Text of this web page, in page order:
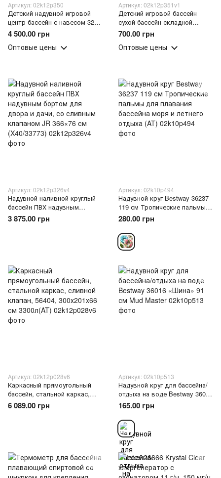
Артикул: 02k12p350
Детский надувной игровой
центр бассейн с навесом 320
см с горкой, водная
площадка, мягкие бортики
(X40/33777)
4 500.00 грн
Оптовые цены
Артикул: 02k12p351v1
Детский игровой бассейн
сухой бассейн складной
круглый, домашняя игровая
зона для детей 80 см
(X40/33775)
700.00 грн
Оптовые цены
Артикул: 02k12p326v4
Надувной наливной круглый
бассейн ПВХ надувным
бортом для двора и дачи, со
сливным клапаном JR 366×76
3 875.00 грн
Артикул: 02k10p494
Надувной круг Bestway 36237
119 см Тропические пальмы
для плавания бассейна моря и
летнего отдыха (AT)
280.00 грн
Артикул: 02k12p028v6
Каркасный прямоугольный
бассейн, стальной каркас,
сливной клапан, 56404,
300х201х66 см 3300л(AT)
6 089.00 грн
Артикул: 02k10p513
Надувной круг для бассейна/
отдыха на воде Bestway 36016
«Шина» 91 см Mud Master
165.00 грн